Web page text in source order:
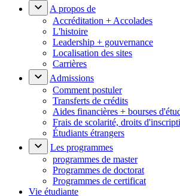
A propos de
Accréditation + Accolades
L'histoire
Leadership + gouvernance
Localisation des sites
Carrières
Admissions
Comment postuler
Transferts de crédits
Aides financières + bourses
Frais de scolarité, droits
Étudiants étrangers
Les programmes
programmes de master
Programmes de doctorat
Programmes de certificat
Vie étudiante